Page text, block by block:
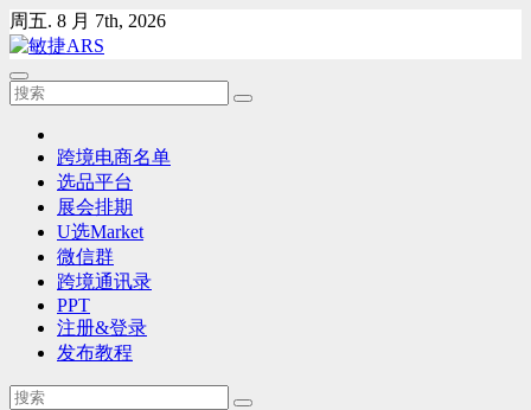
Skip
to
content
周五. 8 月 7th, 2026
跨境电商名单
选品平台
展会排期
U选Market
微信群
跨境通讯录
PPT
注册&登录
发布教程